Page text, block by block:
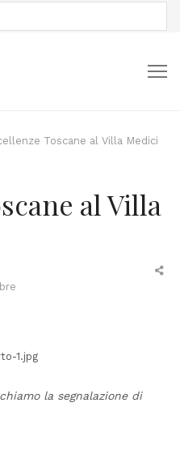
Toscane al Villa Medici
al Villa
la segnalazione di